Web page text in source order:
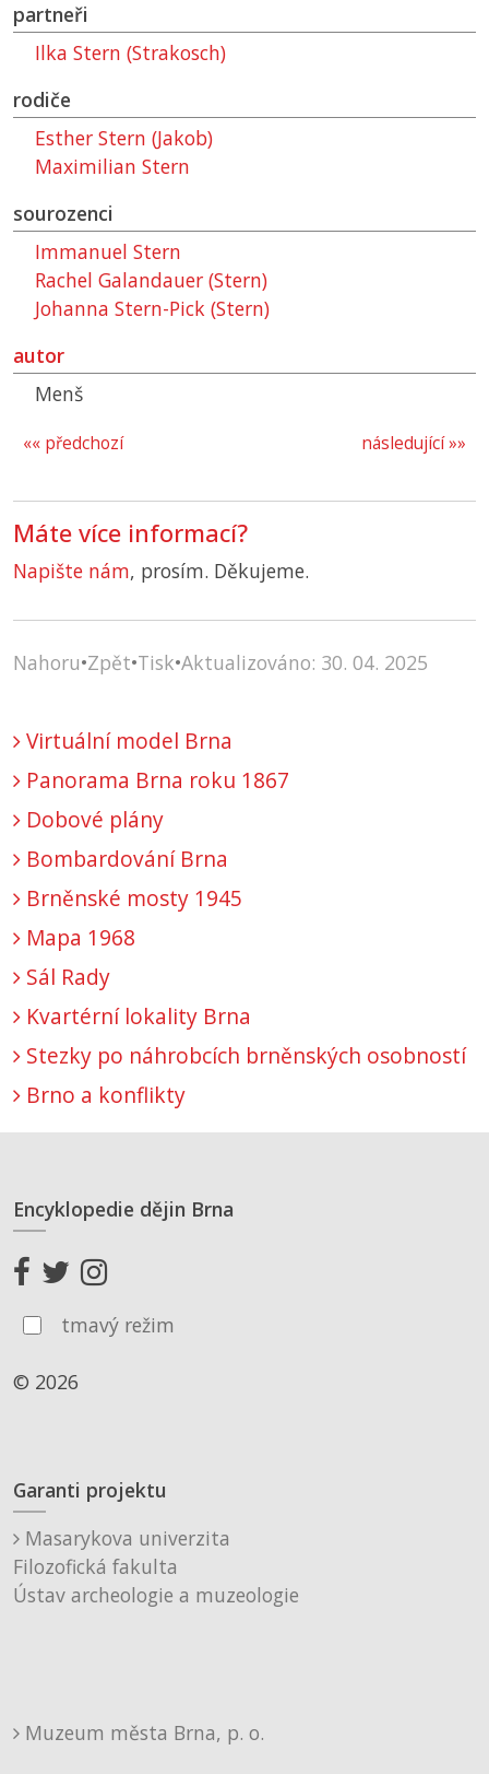
partneři
Ilka Stern (Strakosch)
rodiče
Esther Stern (Jakob)
Maximilian Stern
sourozenci
Immanuel Stern
Rachel Galandauer (Stern)
Johanna Stern-Pick (Stern)
autor
Menš
následující »»
«« předchozí
Máte více informací?
Napište nám, prosím. Děkujeme.
Nahoru•Zpět•Tisk•Aktualizováno: 30. 04. 2025
Virtuální model Brna
Panorama Brna roku 1867
Dobové plány
Bombardování Brna
Brněnské mosty 1945
Mapa 1968
Sál Rady
Kvartérní lokality Brna
Stezky po náhrobcích brněnských osobností
Brno a konflikty
Encyklopedie dějin Brna
tmavý režim
© 2026
Garanti projektu
Masarykova univerzita
Filozofická fakulta
Ústav archeologie a muzeologie
Muzeum města Brna, p. o.